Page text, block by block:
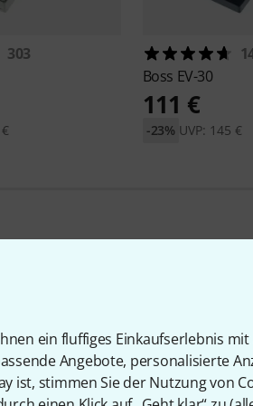
ein fluffiges Einkaufserlebnis
Angebote, personalisierte
ist, stimmen Sie der Nutzung von
303
Boss EV-30
111 €
UVP: 145 €
-23%